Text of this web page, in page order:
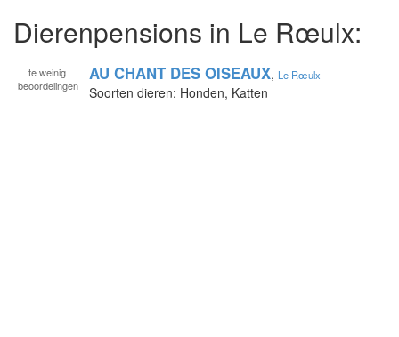
Dierenpensions in Le Rœulx:
te weinig
beoordelingen
AU CHANT DES OISEAUX, Le Rœulx
Soorten dieren: Honden, Katten